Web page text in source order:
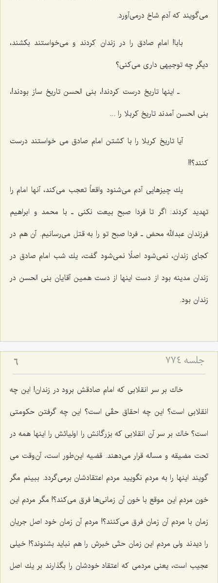
می‌گویند كه آدم شاخ درمی‌آورد.
بابا! امام صادق را در زندان كردند و می‌خواستند بكشند،
دیگر چه توجیهی داری می‌كنی؟
ـ اینها تاریخ درست كردند!، بنی الحسن تاریخ ساز بودند!،
بنی الحسن آمدند تاریخ كربلا را ...
آیا تاریخ كربلا را با كشتن امام صادق می خواستند درست
كنند؟!!
یك چیزهایی آدم می‌شنود واقعاً تعجب می‌كند، آنها امام را
تهدید كردند: اگر تا فردا صبح بیعت نكنی ـ با محمد و ابراهیم
فرزندان عبدالله محض ـ فردا صبح تو را به قتل می‌رسانیم. آن هم در
كجای زندان، نمی‌شود اصلًا نمی‌شود گفت، یك شب امام صادق در
زندان مدینه بود از دست اینها از دست همین آقایان بنی الحسن در
زندان بود.
جلسه ۷۷۴ 6
خاك بر سر انقلابی كه امام صادقش برود در زندان! این چه
انقلابی است؟ این چه احقاق حقّی است؟ این چه گرفتن حكومتی
است؟ خاك بر سر آن انقلابی كه بزرگانش را اولیائش را اینها همه در
تحت مضیقه و مساله قرار می‌دهند. قضیه این‌طور است، آن‌وقت می
گویند اینها را به مردم نگویید مردم اعتقادشان برمی‌گردد. ببینم مگر
خون مردم این موقع با خون آن زمانی‌ها فرق می‌كند؟! مگر مردم این
زمان با مردم آن زمان فرق می‌كنند؟! مردم آن زمان خود اصل جریان
را دیدند ولی مردم این زمان حتّی خبرش را هم نباید بشنوند؟! خیلی
عجیب است، یعنی مردمی كه اعتقاد خودشان را بگذارند بر یك اصل